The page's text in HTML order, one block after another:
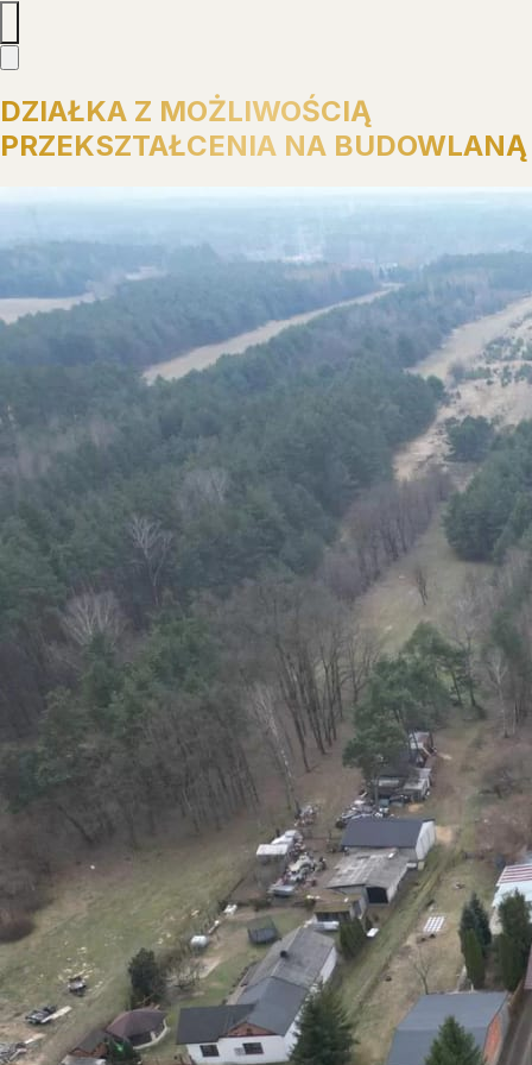
DZIAŁKA Z MOŻLIWOŚCIĄ
PRZEKSZTAŁCENIA NA BUDOWLANĄ